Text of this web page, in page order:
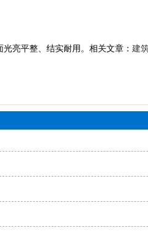
亮平整、结实耐用。相关文章： 建